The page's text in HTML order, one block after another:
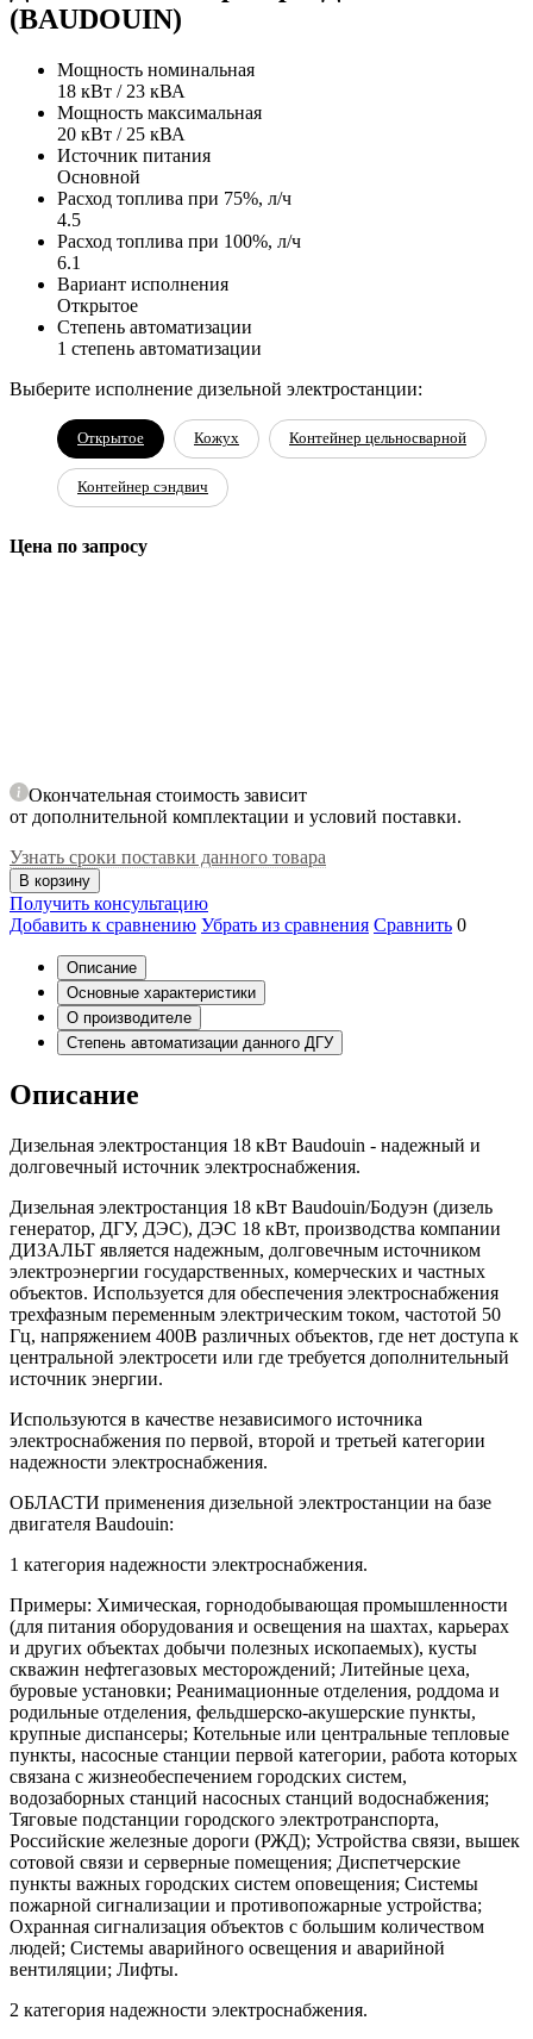
(BAUDOUIN)
Мощность номинальная
18 кВт / 23 кВА
Мощность максимальная
20 кВт / 25 кВА
Источник питания
Основной
Расход топлива при 75%, л/ч
4.5
Расход топлива при 100%, л/ч
6.1
Вариант исполнения
Открытое
Степень автоматизации
1 степень автоматизации
Выберите исполнение дизельной электростанции:
Открытое Кожух Контейнер цельносварной
Контейнер сэндвич
Цена по запросу
Окончательная стоимость зависит
от дополнительной комплектации и условий поставки.
Узнать сроки поставки данного товара
В корзину
Получить консультацию
Добавить к сравнению Убрать из сравнения Сравнить 0
Описание
Основные характеристики
О производителе
Степень автоматизации данного ДГУ
Описание
Дизельная электростанция 18 кВт Baudouin - надежный и
долговечный источник электроснабжения.
Дизельная электростанция 18 кВт Baudouin/Бодуэн (дизель
генератор, ДГУ, ДЭС), ДЭС 18 кВт, производства компании
ДИЗАЛЬТ является надежным, долговечным источником
электроэнергии государственных, комерческих и частных
объектов. Используется для обеспечения электроснабжения
трехфазным переменным электрическим током, частотой 50
Гц, напряжением 400В различных объектов, где нет доступа к
центральной электросети или где требуется дополнительный
источник энергии.
Используются в качестве независимого источника
электроснабжения по первой, второй и третьей категории
надежности электроснабжения.
ОБЛАСТИ применения дизельной электростанции на базе
двигателя Baudouin:
1 категория надежности электроснабжения.
Примеры: Химическая, горнодобывающая промышленности
(для питания оборудования и освещения на шахтах, карьерах
и других объектах добычи полезных ископаемых), кусты
скважин нефтегазовых месторождений; Литейные цеха,
буровые установки; Реанимационные отделения, роддома и
родильные отделения, фельдшерско-акушерские пункты,
крупные диспансеры; Котельные или центральные тепловые
пункты, насосные станции первой категории, работа которых
связана с жизнеобеспечением городских систем,
водозаборных станций насосных станций водоснабжения;
Тяговые подстанции городского электротранспорта,
Российские железные дороги (РЖД); Устройства связи, вышек
сотовой связи и серверные помещения; Диспетчерские
пункты важных городских систем оповещения; Системы
пожарной сигнализации и противопожарные устройства;
Охранная сигнализация объектов с большим количеством
людей; Системы аварийного освещения и аварийной
вентиляции; Лифты.
2 категория надежности электроснабжения.